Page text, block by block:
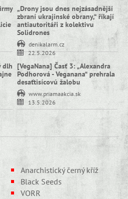
„Drony jsou dnes nejzásadnější
zbraní ukrajinské obrany,“ říkají
antiautoritáři z kolektivu
Solidrones
denikalarm.cz
22.5.2026
dlh [VegaNana] Časť 3: „Alexandra
Podhorová - Veganana“ prehrala
desaťtisícovú žalobu
www.priamaakcia.sk
13.5.2026
Anarchistický černý kříž
Black Seeds
VORR